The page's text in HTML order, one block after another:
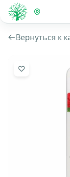
Вернуться к